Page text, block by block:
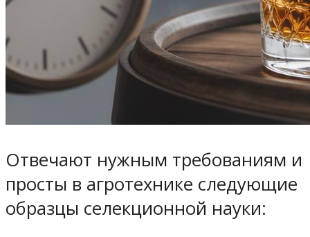
Отвечают нужным требованиям и
просты в агротехнике следующие
образцы селекционной науки: